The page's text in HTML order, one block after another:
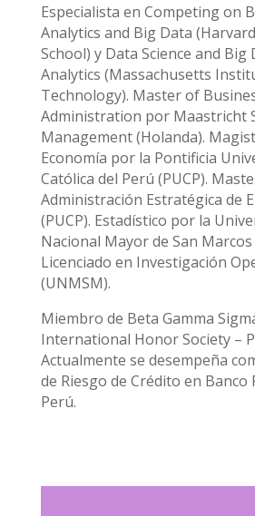
Especialista en Competing on
Analytics and Big Data
School) y Data Science and Big
Analytics (Massachusetts
Technology). Master of
Administration por Maastricht
Management (Holanda).
Economía por la Pontificia
Católica del Perú (PUCP).
Administración Estratégica de
(PUCP). Estadístico por la
Nacional Mayor de San
Licenciado en Investigación
(UNMSM).
Miembro de Beta Gamma
International Honor Society –
Actualmente se desempeña
de Riesgo de Crédito en Banco
Perú.